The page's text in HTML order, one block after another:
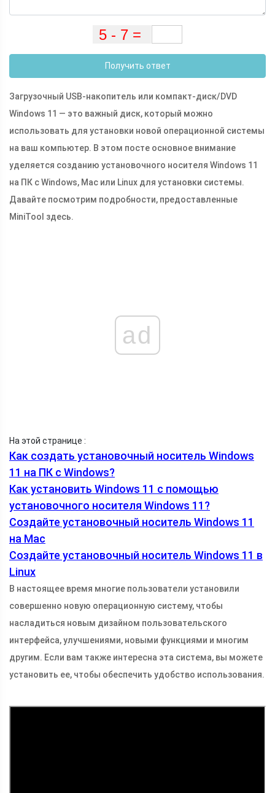
Получить ответ
Загрузочный USB-накопитель или компакт-диск/DVD
Windows 11 — это важный диск, который можно
использовать для установки новой операционной системы
на ваш компьютер. В этом посте основное внимание
уделяется созданию установочного носителя Windows 11
на ПК с Windows, Mac или Linux для установки системы.
Давайте посмотрим подробности, предоставленные
MiniTool здесь.
ad
На этой странице :
Как создать установочный носитель Windows
11 на ПК с Windows?
Как установить Windows 11 с помощью
установочного носителя Windows 11?
Создайте установочный носитель Windows 11
на Mac
Создайте установочный носитель Windows 11 в
Linux
В настоящее время многие пользователи установили
совершенно новую операционную систему, чтобы
насладиться новым дизайном пользовательского
интерфейса, улучшениями, новыми функциями и многим
другим. Если вам также интересна эта система, вы можете
установить ее, чтобы обеспечить удобство использования.